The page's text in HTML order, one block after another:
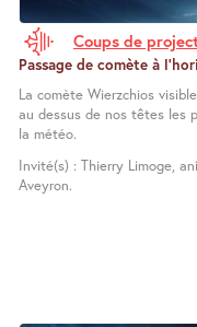
Coups de
Passage de comète à
La comète Wierzchios
au dessus de nos têtes les
la météo.
Invité(s) : Thierry Limoge,
Aveyron.